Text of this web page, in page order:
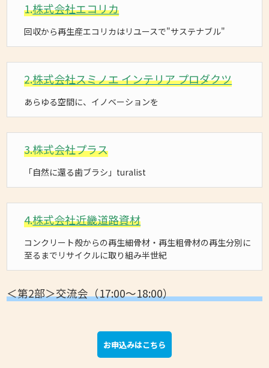
1.株式会社エコリカ
回収から再生産エコリカはリユースで"サステナブル"
2.株式会社スミノエ インテリア プロダクツ
あらゆる空間に、イノベーションを
3.株式会社プラス
「自然に還る歯ブラシ」turalist
4.株式会社近畿道路資材
コンクリート殻からの再生細骨材・再生粗骨材の再生分別に
至るまでリサイクルに取り組み半世紀
＜第2部＞交流会（17:00～18:00）
お申込みはこちら